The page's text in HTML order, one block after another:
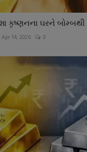
કૃષ્ણનના ઘરને બોમ્બથી
Apr 14, 2026 0